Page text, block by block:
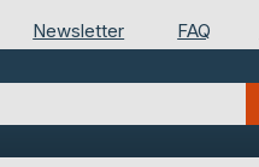
Newsletter FAQ